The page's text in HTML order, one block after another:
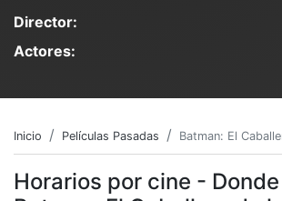
Director:
Actores:
Inicio Películas Pasadas Batman: El
Horarios por cine -